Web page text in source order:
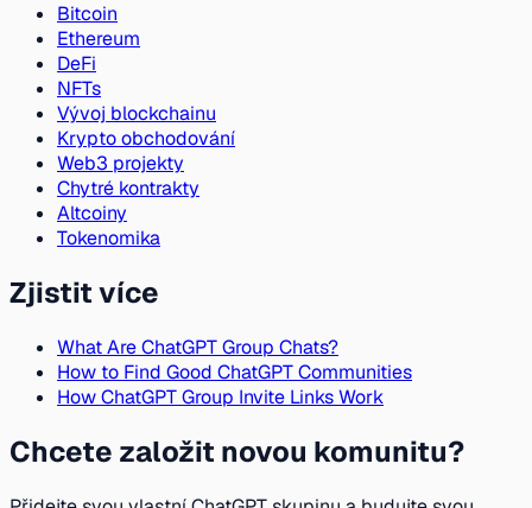
Bitcoin
Ethereum
DeFi
NFTs
Vývoj blockchainu
Krypto obchodování
Web3 projekty
Chytré kontrakty
Altcoiny
Tokenomika
Zjistit více
What Are ChatGPT Group Chats?
How to Find Good ChatGPT Communities
How ChatGPT Group Invite Links Work
Chcete založit novou komunitu?